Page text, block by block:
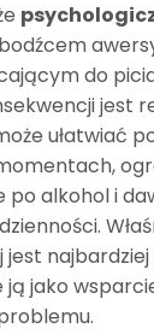
do
jest
ułatwiać
po alkohol i
jest
jako